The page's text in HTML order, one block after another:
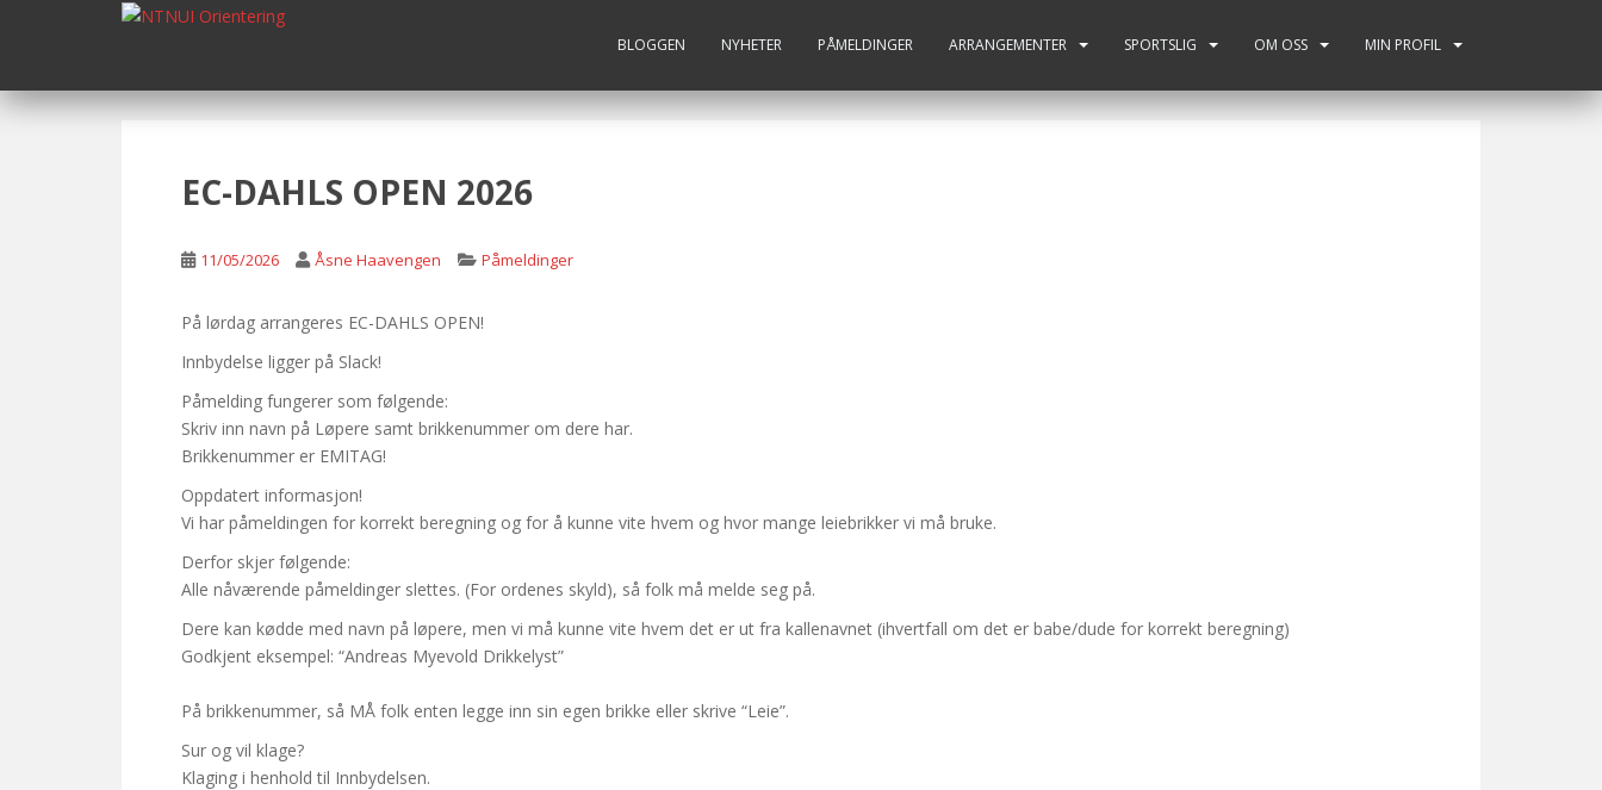
p
BLOGGEN NYHETER PÅMELDINGER ARRANGEMENTER SPORTSLIG OM OSS MIN PROFIL
EC-DAHLS OPEN 2026
11/05/2026 Åsne Haavengen Påmeldinger
På lørdag arrangeres EC-DAHLS OPEN!
Innbydelse ligger på Slack!
Påmelding fungerer som følgende:
Skriv inn navn på Løpere samt brikkenummer om dere har.
Brikkenummer er EMITAG!
Oppdatert informasjon!
Vi har påmeldingen for korrekt beregning og for å kunne vite hvem og hvor mange leiebrikker vi må bruke.
Derfor skjer følgende:
Alle nåværende påmeldinger slettes. (For ordenes skyld), så folk må melde seg på.
Dere kan kødde med navn på løpere, men vi må kunne vite hvem det er ut fra kallenavnet (ihvertfall om det er babe/dude for korrekt beregning)
Godkjent eksempel: “Andreas Myevold Drikkelyst”
På brikkenummer, så MÅ folk enten legge inn sin egen brikke eller skrive “Leie”.
Sur og vil klage?
Klaging i henhold til Innbydelsen.